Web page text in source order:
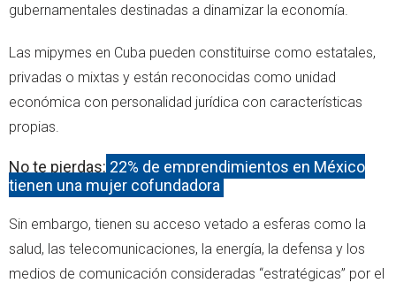
gubernamentales destinadas a dinamizar la economía.
Las mipymes en Cuba pueden constituirse como estatales,
privadas o mixtas y están reconocidas como unidad
económica con personalidad jurídica con características
propias.
No te pierdas: 22% de emprendimientos en México
tienen una mujer cofundadora
Sin embargo, tienen su acceso vetado a esferas como la
salud, las telecomunicaciones, la energía, la defensa y los
medios de comunicación consideradas “estratégicas” por el